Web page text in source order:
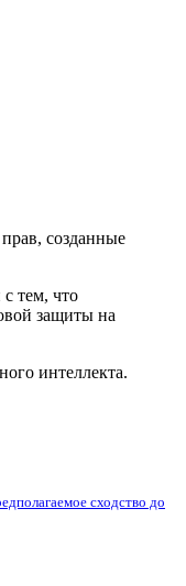
созданные
с тем, что
защиты на
интеллекта.
сходство до